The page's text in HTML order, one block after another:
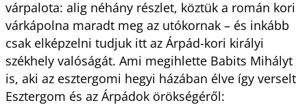
várpalota: alig néhány részlet, köztük a román kori
várkápolna maradt meg az utókornak – és inkább
csak elképzelni tudjuk itt az Árpád-kori királyi
székhely valóságát. Ami megihlette Babits Mihályt
is, aki az esztergomi hegyi házában élve így verselt
Esztergom és az Árpádok örökségéről: